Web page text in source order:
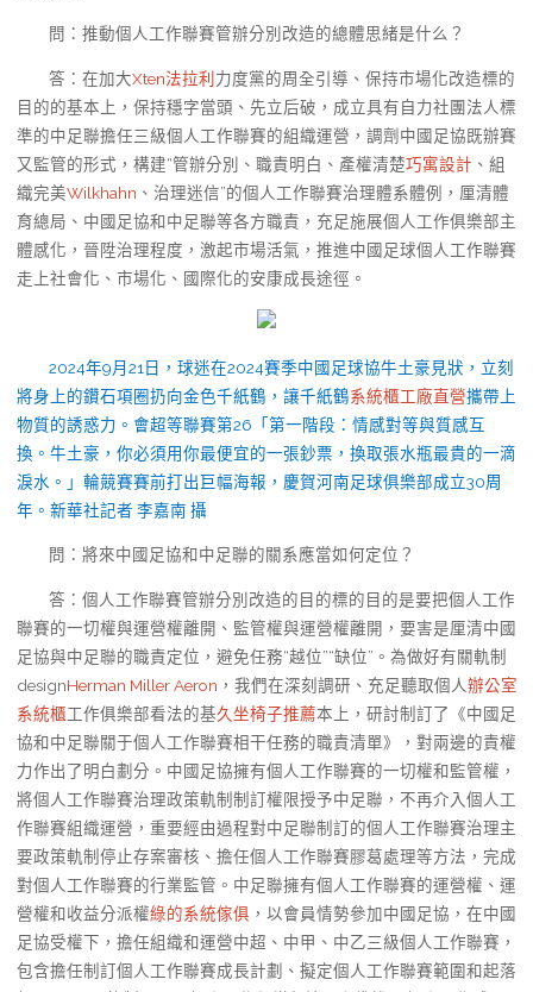
問：推動個人工作聯賽管辦分別改造的總體思緒是什么？
答：在加大Xten法拉利力度黨的周全引導、保持市場化改造標的
目的的基本上，保持穩字當頭、先立后破，成立具有自力社團法人標
準的中足聯擔任三級個人工作聯賽的組織運營，調劑中國足協既辦賽
又監管的形式，構建“管辦分別、職責明白、產權清楚巧寓設計 、組
織完美Wilkhahn 、治理迷信”的個人工作聯賽治理體系體例，厘清體
育總局、中國足協和中足聯等各方職責，充足施展個人工作俱樂部主
體感化，晉陞治理程度，激起市場活氣，推進中國足球個人工作聯賽
走上社會化、市場化、國際化的安康成長途徑。
2024年9月21日，球迷在2024賽季中國足球協牛土豪見狀，立刻
將身上的鑽石項圈扔向金色千紙鶴，讓千紙鶴系統櫃工廠直營攜帶上
物質的誘惑力。會超等聯賽第26「第一階段：情感對等與質感互
換。牛土豪，你必須用你最便宜的一張鈔票，換取張水瓶最貴的一滴
淚水。」輪競賽賽前打出巨幅海報，慶賀河南足球俱樂部成立30周
年。新華社記者 李嘉南 攝
問：將來中國足協和中足聯的關系應當如何定位？
答：個人工作聯賽管辦分別改造的目的標的目的是要把個人工作
聯賽的一切權與運營權離開、監管權與運營權離開，要害是厘清中國
足協與中足聯的職責定位，避免任務“越位”“缺位”。為做好有關軌制
designHerman Miller Aeron ，我們在深刻調研、充足聽取個人辦公室
系統櫃工作俱樂部看法的基久坐椅子推薦本上，研討制訂了《中國足
協和中足聯關于個人工作聯賽相干任務的職責清單》，對兩邊的責權
力作出了明白劃分。中國足協擁有個人工作聯賽的一切權和監管權，
將個人工作聯賽治理政策軌制制訂權限授予中足聯，不再介入個人工
作聯賽組織運營，重要經由過程對中足聯制訂的個人工作聯賽治理主
要政策軌制停止存案審核、擔任個人工作聯賽膠葛處理等方法，完成
對個人工作聯賽的行業監管。中足聯擁有個人工作聯賽的運營權、運
營權和收益分派權綠的系統傢俱 ，以會員情勢參加中國足協，在中國
足協受權下，擔任組織和運營中超、中甲、中乙三級個人工作聯賽，
包含擔任制訂個人工作聯賽成長計劃、擬定個人工作聯賽範圍和起落